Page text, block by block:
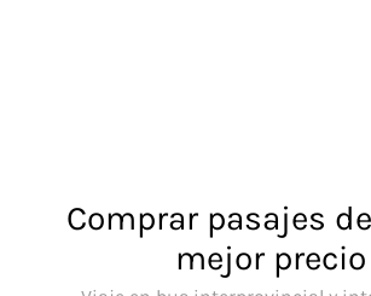
Comprar pasajes
mejor precio